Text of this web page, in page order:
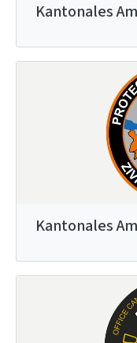
Kantonales
Kantonales